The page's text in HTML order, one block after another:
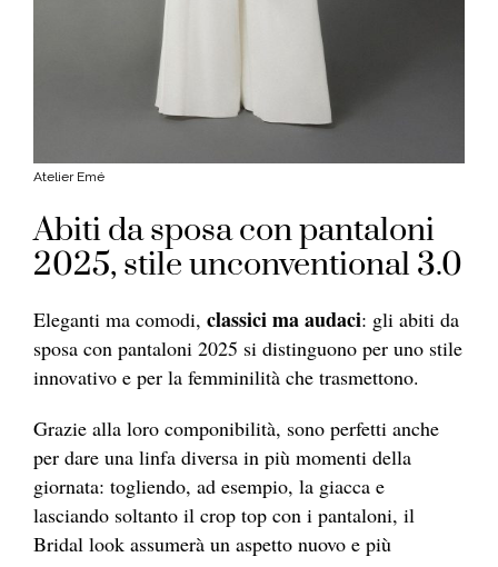
Atelier Emé
Abiti da sposa con pantaloni
2025, stile unconventional 3.0
Eleganti ma comodi, classici ma audaci: gli abiti da
sposa con pantaloni 2025 si distinguono per uno stile
innovativo e per la femminilità che trasmettono.
Grazie alla loro componibilità, sono perfetti anche
per dare una linfa diversa in più momenti della
giornata: togliendo, ad esempio, la giacca e
lasciando soltanto il crop top con i pantaloni, il
Bridal look assumerà un aspetto nuovo e più